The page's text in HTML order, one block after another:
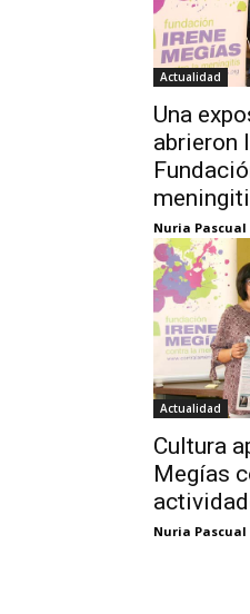
Actualidad
Una
abrieron
Nuria Pascual
Actualidad
Cultura
Megías
Nuria Pascual